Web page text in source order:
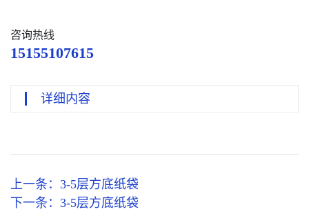
咨询热线
15155107615
详细内容
上一条： 3-5层方底纸袋
下一条： 3-5层方底纸袋